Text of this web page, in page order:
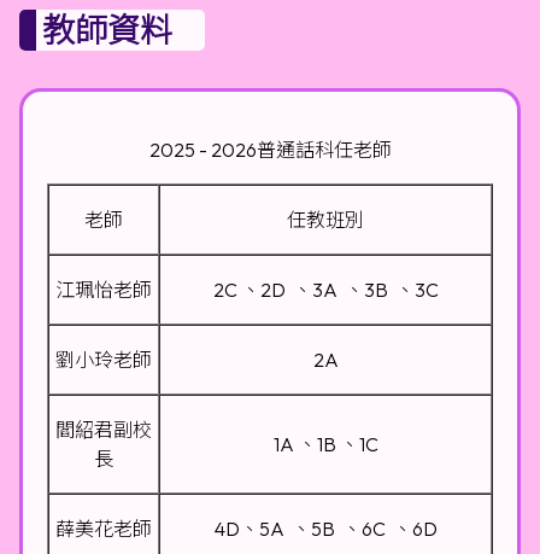
教師資料
2025 - 2026普通話科任老師
老師 任教班別
江珮怡老師 2C 、2D 、3A 、3B 、3C
劉小玲老師 2A
閻紹君副校
長
1A 、1B 、1C
薛美花老師 4D、5A 、5B 、6C 、6D